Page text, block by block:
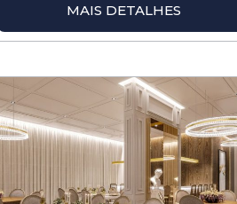
MAIS DETALHES